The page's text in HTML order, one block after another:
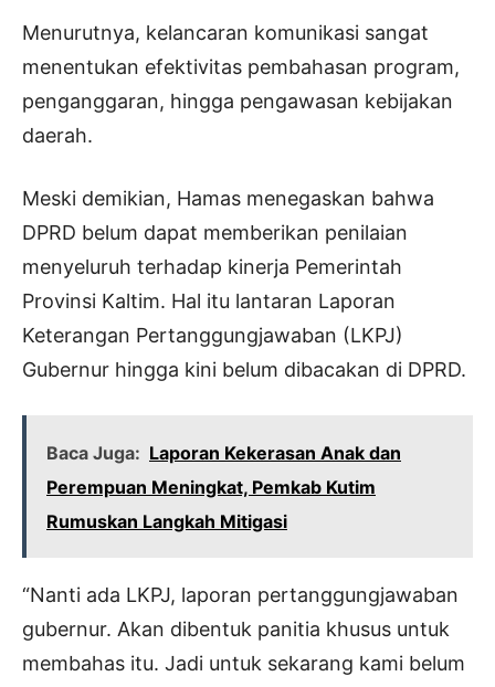
Menurutnya, kelancaran komunikasi sangat
menentukan efektivitas pembahasan program,
penganggaran, hingga pengawasan kebijakan
daerah.
Meski demikian, Hamas menegaskan bahwa
DPRD belum dapat memberikan penilaian
menyeluruh terhadap kinerja Pemerintah
Provinsi Kaltim. Hal itu lantaran Laporan
Keterangan Pertanggungjawaban (LKPJ)
Gubernur hingga kini belum dibacakan di DPRD.
Baca Juga: Laporan Kekerasan Anak dan
Perempuan Meningkat, Pemkab Kutim
Rumuskan Langkah Mitigasi
“Nanti ada LKPJ, laporan pertanggungjawaban
gubernur. Akan dibentuk panitia khusus untuk
membahas itu. Jadi untuk sekarang kami belum